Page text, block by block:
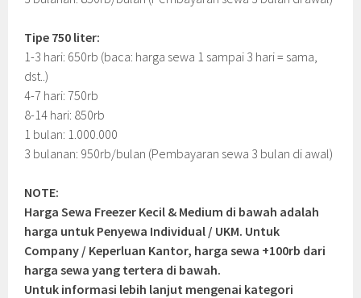
Tipe 750 liter:
1-3 hari: 650rb (baca: harga sewa 1 sampai 3 hari = sama,
dst..)
4-7 hari: 750rb
8-14 hari: 850rb
1 bulan: 1.000.000
3 bulanan: 950rb/bulan (Pembayaran sewa 3 bulan di awal)
NOTE:
Harga Sewa Freezer Kecil & Medium di bawah adalah
harga untuk Penyewa Individual / UKM. Untuk
Company / Keperluan Kantor, harga sewa +100rb dari
harga sewa yang tertera di bawah.
Untuk informasi lebih lanjut mengenai kategori